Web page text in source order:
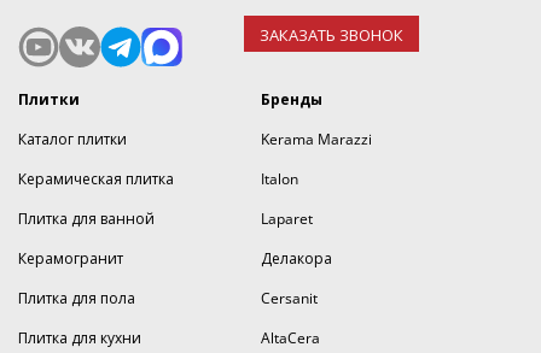
ЗАКАЗАТЬ ЗВОНОК
Плитки
Каталог плитки
Керамическая плитка
Плитка для ванной
Керамогранит
Плитка для пола
Плитка для кухни
Бренды
Kerama Marazzi
Italon
Laparet
Делакора
Cersanit
AltaCera